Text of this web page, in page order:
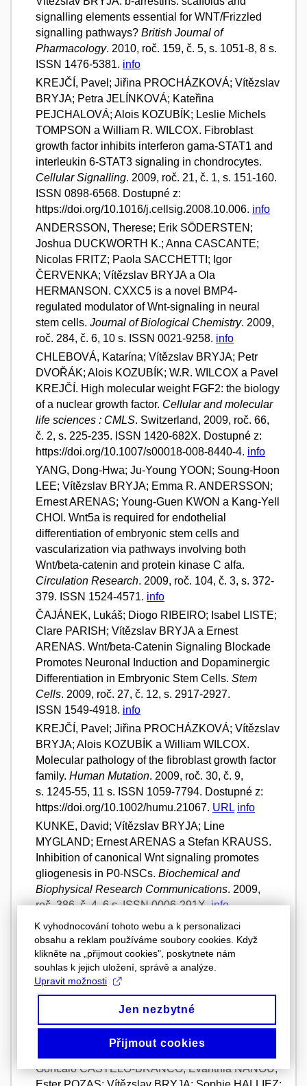
signalling elements essential for WNT/Frizzled
signalling pathways? British Journal of
Pharmacology. 2010, roč. 159, č. 5, s. 1051-8, 8 s.
ISSN 1476-5381. info
KREJČÍ, Pavel; Jiřina PROCHÁZKOVÁ; Vítězslav
BRYJA; Petra JELÍNKOVÁ; Kateřina
PEJCHALOVÁ; Alois KOZUBÍK; Leslie Michels
TOMPSON a William R. WILCOX. Fibroblast
growth factor inhibits interferon gama-STAT1 and
interleukin 6-STAT3 signaling in chondrocytes.
Cellular Signalling. 2009, roč. 21, č. 1, s. 151-160.
ISSN 0898-6568. Dostupné z:
https://doi.org/10.1016/j.cellsig.2008.10.006. info
ANDERSSON, Therese; Erik SÖDERSTEN;
Joshua DUCKWORTH K.; Anna CASCANTE;
Nicolas FRITZ; Paola SACCHETTI; Igor
ČERVENKA; Vítězslav BRYJA a Ola
HERMANSON. CXXC5 is a novel BMP4-
regulated modulator of Wnt-signaling in neural
stem cells. Journal of Biological Chemistry. 2009,
roč. 284, č. 6, 10 s. ISSN 0021-9258. info
CHLEBOVÁ, Katarína; Vítězslav BRYJA; Petr
DVOŘÁK; Alois KOZUBÍK; W.R. WILCOX a Pavel
KREJČÍ. High molecular weight FGF2: the biology
of a nuclear growth factor. Cellular and molecular
life sciences : CMLS. Switzerland, 2009, roč. 66,
č. 2, s. 225-235. ISSN 1420-682X. Dostupné z:
https://doi.org/10.1007/s00018-008-8440-4. info
YANG, Dong-Hwa; Ju-Young YOON; Soung-Hoon
LEE; Vítězslav BRYJA; Emma R. ANDERSSON;
Ernest ARENAS; Young-Guen KWON a Kang-Yell
CHOI. Wnt5a is required for endothelial
differentiation of embryonic stem cells and
vascularization via pathways involving both
Wnt/beta-catenin and protein kinase C alfa.
Circulation Research. 2009, roč. 104, č. 3, s. 372-
379. ISSN 1524-4571. info
ČAJÁNEK, Lukáš; Diogo RIBEIRO; Isabel LISTE;
Clare PARISH; Vítězslav BRYJA a Ernest
ARENAS. Wnt/beta-Catenin Signaling Blockade
Promotes Neuronal Induction and Dopaminergic
Differentiation in Embryonic Stem Cells. Stem
Cells. 2009, roč. 27, č. 12, s. 2917-2927.
ISSN 1549-4918. info
KREJČÍ, Pavel; Jiřina PROCHÁZKOVÁ; Vítězslav
BRYJA; Alois KOZUBÍK a William WILCOX.
Molecular pathology of the fibroblast growth factor
family. Human Mutation. 2009, roč. 30, č. 9,
s. 1245-55, 11 s. ISSN 1059-7794. Dostupné z:
https://doi.org/10.1002/humu.21067. URL info
KUNKE, David; Vítězslav BRYJA; Line
MYGLAND; Ernest ARENAS a Stefan KRAUSS.
Inhibition of canonical Wnt signaling promotes
gliogenesis in P0-NSCs. Biochemical and
Biophysical Research Communications. 2009,
roč. 386, č. 4, 6 s. ISSN 0006-291X.info
BRYJA, Vítězslav; Alexandra SCHAMBONY;
Lukáš ČAJÁNEK; Isabel DOMINGUEZ; Ernest
ARENAS a Gunnar SCHULTE. Beta-Arrestin and
casein kinase 1/2 define distinct branches of non-
canonical WNT signalling pathways.
. 2008, roč. 9, č. 12, s. 1244-1250.
ANDÄNG, Michael; Jens HJERLING-LEFFLER;
Annalena MOLINER; T. Kalle LUNDGREN;
Goncalo CASTELO-BRANCO; Evanthia NANOU;
K vyhodnocování tohoto webu a k personalizaci
obsahu a reklam používáme soubory cookies. Když
klikněte na „přijmout cookies", poskytnete nám
souhlas k jejich uložení, správě a analýze.
Upravit možnosti
Jen nezbytné
Přijmout cookies